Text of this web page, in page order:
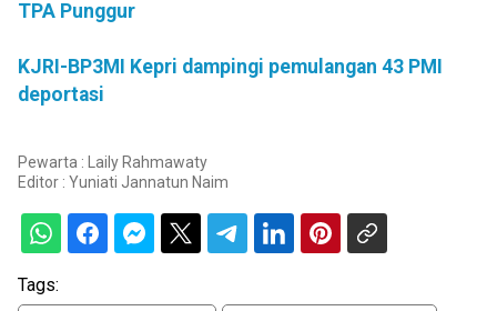
TPA Punggur
KJRI-BP3MI Kepri dampingi pemulangan 43 PMI
deportasi
Pewarta : Laily Rahmawaty
Editor : Yuniati Jannatun Naim
Tags: